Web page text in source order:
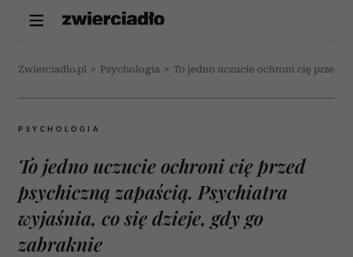
Zwierciadlo.pl > Psychologia > To jedno uczucie ochroni cię przed
PSYCHOLOGIA
To jedno uczucie ochroni cię przed
psychiczną zapaścią. Psychiatra
wyjaśnia, co się dzieje, gdy go
zabraknie